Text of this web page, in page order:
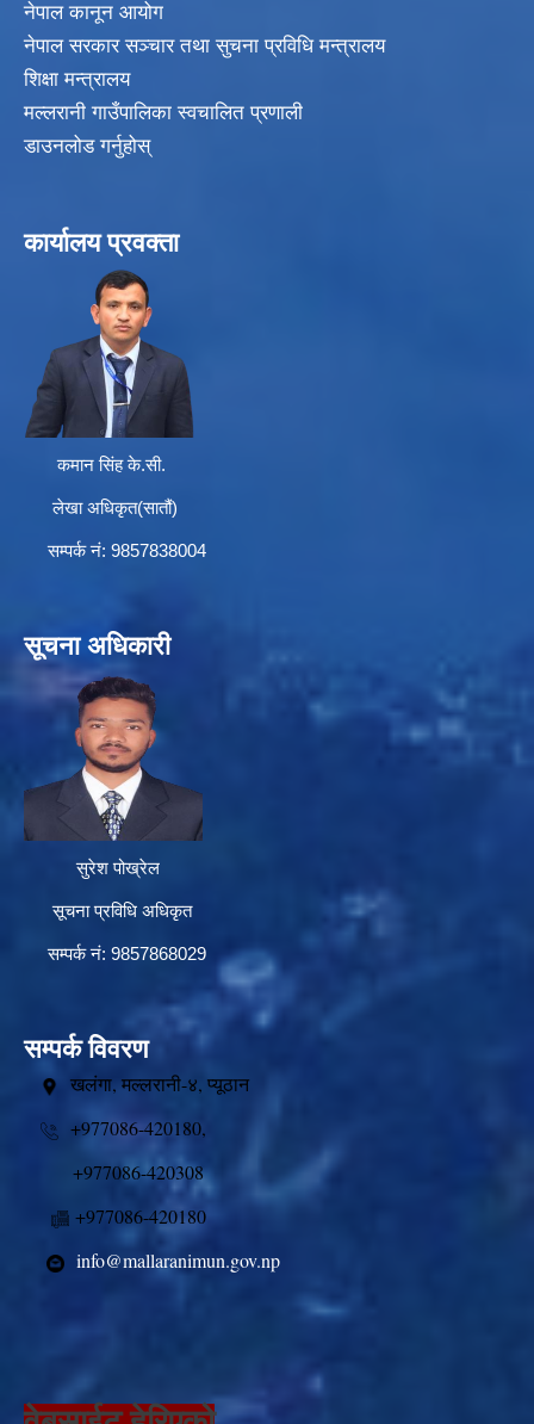
नेपाल कानून आयोग
नेपाल सरकार सञ्चार तथा सुचना प्रविधि मन्त्रालय
शिक्षा मन्त्रालय
मल्लरानी गाउँपालिका स्वचालित प्रणाली
डाउनलोड गर्नुहोस्
कार्यालय प्रवक्ता
कमान सिंह के.सी.
लेखा अधिकृत(सातौं)
सम्पर्क न‌ं: 9857838004
सूचना अधिकारी
सुरेश पोख्रेल
सूचना प्रविधि अधिकृत
सम्पर्क नं: 9857868029
सम्पर्क विवरण
खलंगा, मल्लरानी-४, प्यूठान
+977086-420180,
+977086-420308
+977086-420180
info@mallaranimun.gov.np